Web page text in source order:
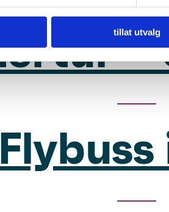
tillat utvalg
–